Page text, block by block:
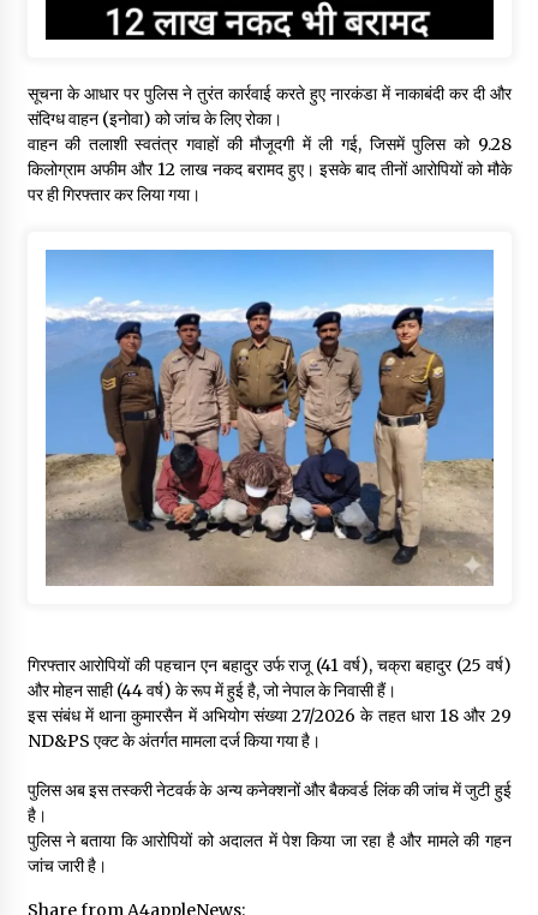
सूचना के आधार पर पुलिस ने तुरंत कार्रवाई करते हुए नारकंडा में नाकाबंदी कर दी और
संदिग्ध वाहन (इनोवा) को जांच के लिए रोका।
वाहन की तलाशी स्वतंत्र गवाहों की मौजूदगी में ली गई, जिसमें पुलिस को 9.28
किलोग्राम अफीम और ₹12 लाख नकद बरामद हुए। इसके बाद तीनों आरोपियों को मौके
पर ही गिरफ्तार कर लिया गया।
गिरफ्तार आरोपियों की पहचान एन बहादुर उर्फ राजू (41 वर्ष), चक्रा बहादुर (25 वर्ष)
और मोहन साही (44 वर्ष) के रूप में हुई है, जो नेपाल के निवासी हैं।
इस संबंध में थाना कुमारसैन में अभियोग संख्या 27/2026 के तहत धारा 18 और 29
ND&PS एक्ट के अंतर्गत मामला दर्ज किया गया है।
पुलिस अब इस तस्करी नेटवर्क के अन्य कनेक्शनों और बैकवर्ड लिंक की जांच में जुटी हुई
है।
पुलिस ने बताया कि आरोपियों को अदालत में पेश किया जा रहा है और मामले की गहन
जांच जारी है।
Share from A4appleNews: